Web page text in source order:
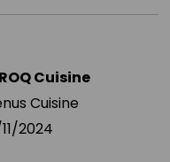
Cuisine
Cuisine
2024